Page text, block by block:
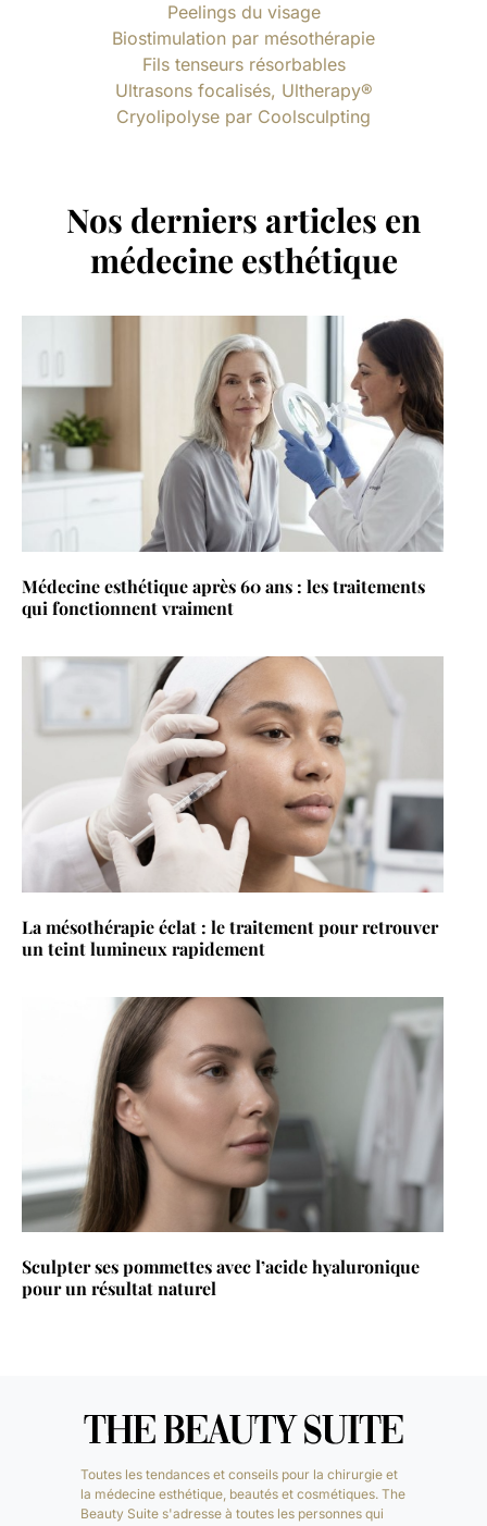
Peelings du visage
Biostimulation par mésothérapie
Fils tenseurs résorbables
Ultrasons focalisés, Ultherapy®
Cryolipolyse par Coolsculpting
Nos derniers articles en
médecine esthétique
Médecine esthétique après 60 ans : les traitements
qui fonctionnent vraiment
La mésothérapie éclat : le traitement pour retrouver
un teint lumineux rapidement
Sculpter ses pommettes avec l’acide hyaluronique
pour un résultat naturel
Toutes les tendances et conseils pour la chirurgie et
la médecine esthétique, beautés et cosmétiques. The
Beauty Suite s'adresse à toutes les personnes qui